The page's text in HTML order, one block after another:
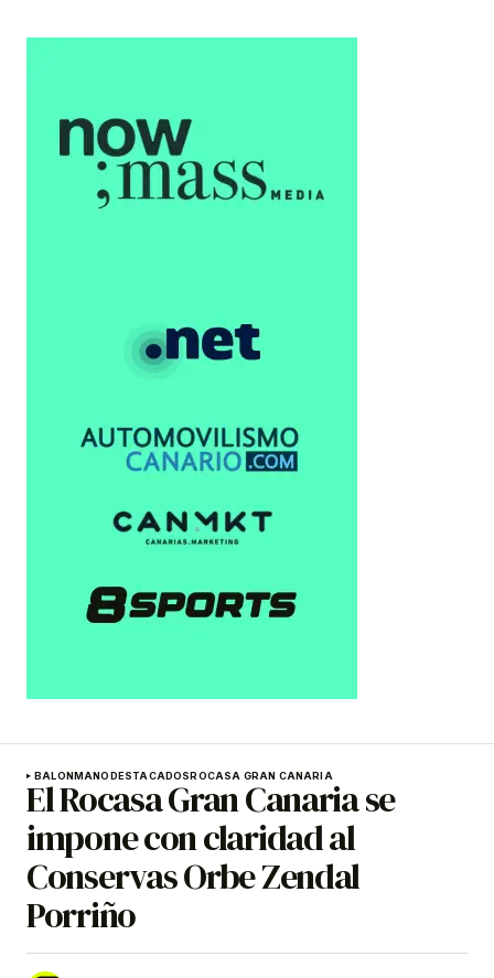
BALONMANODESTACADOSROCASA GRAN CANARIA
El Rocasa Gran Canaria se
impone con claridad al
Conservas Orbe Zendal
Porriño